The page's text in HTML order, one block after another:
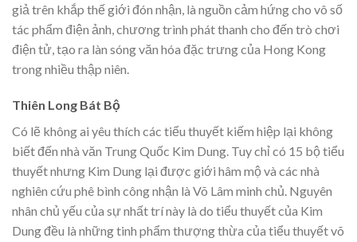
giả trên khắp thế giới đón nhận, là nguồn cảm hứng cho vô số
tác phẩm điện ảnh, chương trình phát thanh cho đến trò chơi
điện tử, tạo ra làn sóng văn hóa đặc trưng của Hong Kong
trong nhiều thập niên.
Thiên Long Bát Bộ
Có lẽ không ai yêu thích các tiểu thuyết kiếm hiệp lại không
biết đến nhà văn Trung Quốc Kim Dung. Tuy chỉ có 15 bộ tiểu
thuyết nhưng Kim Dung lại được giới hâm mộ và các nhà
nghiên cứu phê bình công nhận là Võ Lâm minh chủ. Nguyên
nhân chủ yếu của sự nhất trí này là do tiểu thuyết của Kim
Dung đều là những tinh phẩm thượng thừa của tiểu thuyết võ